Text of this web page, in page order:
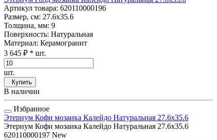
Артикул товара: 620110000196
Размер, см: 27.6x35.6
Толщина, мм: 9
Поверхность: Натуральная
Материал: Керамогранит
3 645 ₽ * шт.
шт.
Купить
В наличии
Избранное
Этернум Кофи мозаика Калейдо Натуральная 27.6x35.6
Этернум Кофи мозаика Калейдо Натуральная 27.6x35.6
620110000197 New